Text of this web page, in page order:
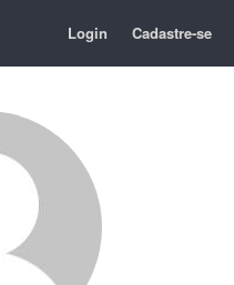
Login Cadastre-se